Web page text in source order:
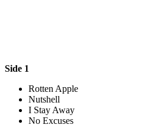
Side 1
Rotten Apple
Nutshell
I Stay Away
No Excuses